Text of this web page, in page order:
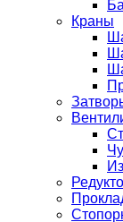
Краны